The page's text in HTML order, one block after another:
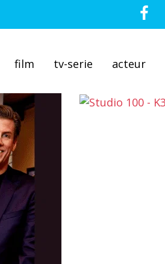
film tv-serie acteur